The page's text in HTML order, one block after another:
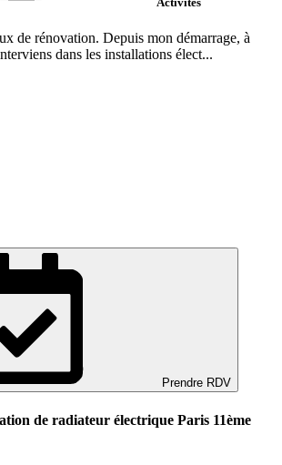
de rénovation. Depuis mon démarrage, à
dans les installations élect...
Prendre RDV
de radiateur électrique Paris 11ème